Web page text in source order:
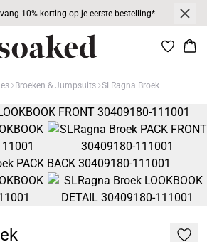
10% korting op je eerste bestelling*
Broeken & Jumpsuits SLRagna Broek